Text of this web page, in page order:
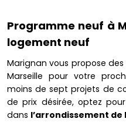
Programme neuf à
logement neuf
Marignan vous propose
Marseille pour votre
moins de sept projets de
de prix désirée, optez
dans l’arrondissement